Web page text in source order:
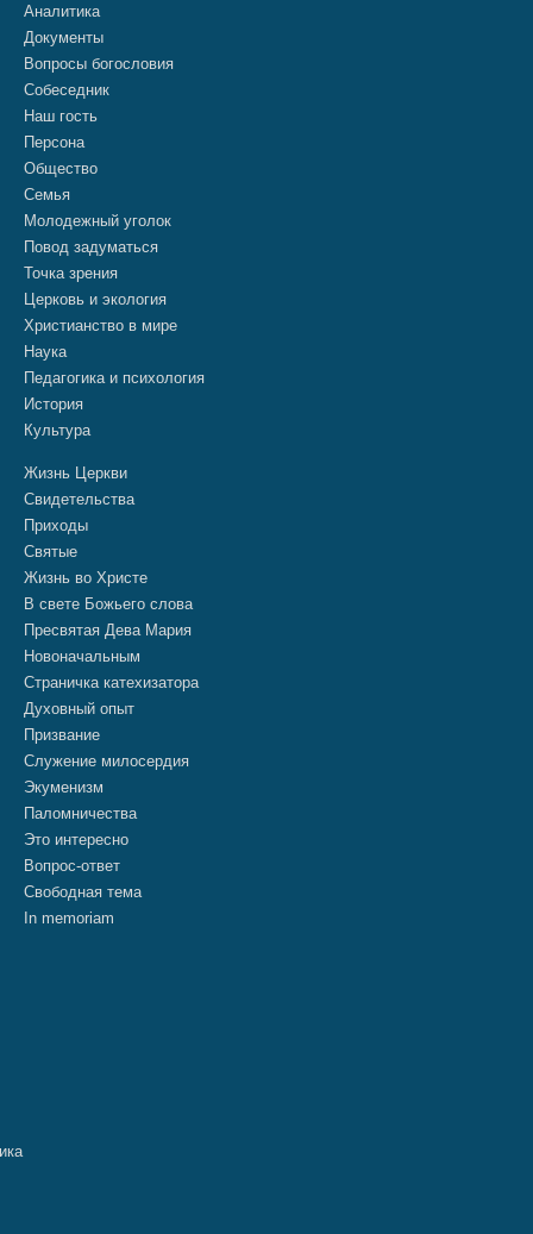
Аналитика
Документы
Вопросы богословия
Собеседник
Наш гость
Персона
Общество
Семья
Молодежный уголок
Повод задуматься
Точка зрения
Церковь и экология
Христианство в мире
Наука
Педагогика и психология
История
Культура
Жизнь Церкви
Свидетельства
Приходы
Святые
Жизнь во Христе
В свете Божьего слова
Пресвятая Дева Мария
Новоначальным
Страничка катехизатора
Духовный опыт
Призвание
Служение милосердия
Экуменизм
Паломничества
Это интересно
Вопрос-ответ
Свободная тема
In memoriam